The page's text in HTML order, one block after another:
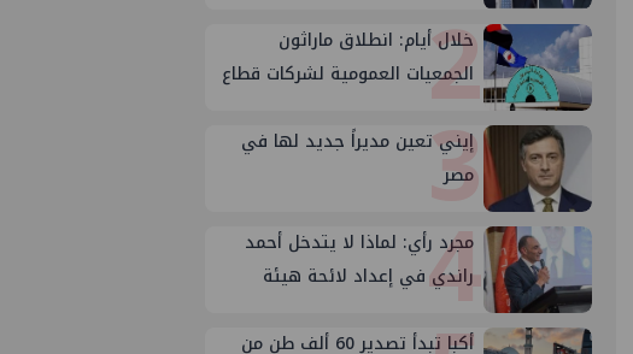
2
خلال أيام: انطلاق ماراثون
الجمعيات العمومية لشركات قطاع
3
إيني تعين مديراً جديد لها في
مصر
4
مجرد رأي: لماذا لا يتدخل أحمد
راندي في إعداد لائحة هيئة
أكبا تبدأ تصدير 60 ألف طن من